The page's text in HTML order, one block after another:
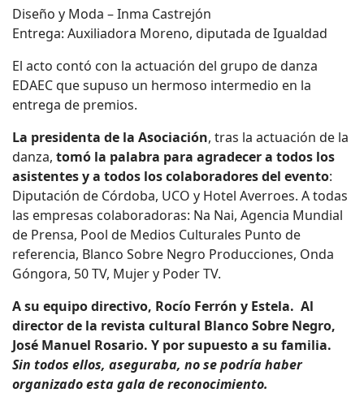
Diseño y Moda – Inma Castrejón
Entrega: Auxiliadora Moreno, diputada de Igualdad
El acto contó con la actuación del grupo de danza
EDAEC que supuso un hermoso intermedio en la
entrega de premios.
La presidenta de la Asociación, tras la actuación de la
danza, tomó la palabra para agradecer a todos los
asistentes y a todos los colaboradores del evento:
Diputación de Córdoba, UCO y Hotel Averroes. A todas
las empresas colaboradoras: Na Nai, Agencia Mundial
de Prensa, Pool de Medios Culturales Punto de
referencia, Blanco Sobre Negro Producciones, Onda
Góngora, 50 TV, Mujer y Poder TV.
A su equipo directivo, Rocío Ferrón y Estela. Al
director de la revista cultural Blanco Sobre Negro,
José Manuel Rosario. Y por supuesto a su familia.
Sin todos ellos, aseguraba, no se podría haber
organizado esta gala de reconocimiento.